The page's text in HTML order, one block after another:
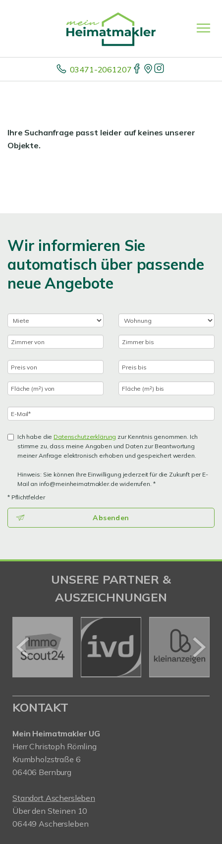
03471-2061207
Ihre Suchanfrage passt leider auf keines unserer
Objekte.
Wir informieren Sie
automatisch über passende
neue Angebote
Ich habe die Datenschutzerklärung zur Kenntnis genommen. Ich
stimme zu, dass meine Angaben und Daten zur Beantwortung
meiner Anfrage elektronisch erhoben und gespeichert werden.
Hinweis: Sie können Ihre Einwilligung jederzeit für die Zukunft per E-
Mail an info@meinheimatmakler.de widerrufen. *
* Pflichtfelder
Absenden
UNSERE PARTNER &
AUSZEICHNUNGEN
KONTAKT
Mein Heimatmakler UG
Herr Christoph Römling
Krumbholzstraße 6
06406 Bernburg
Standort Aschersleben
Über den Steinen 10
06449 Aschersleben